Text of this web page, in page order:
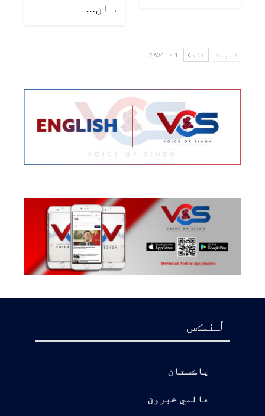
سان…
پچھلا اگلا 1 کے 2,634
لنڪس
پاڪستان
عالمي خبرون